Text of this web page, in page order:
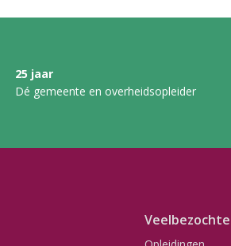
25 jaar
Dé gemeente en overheidsopleider